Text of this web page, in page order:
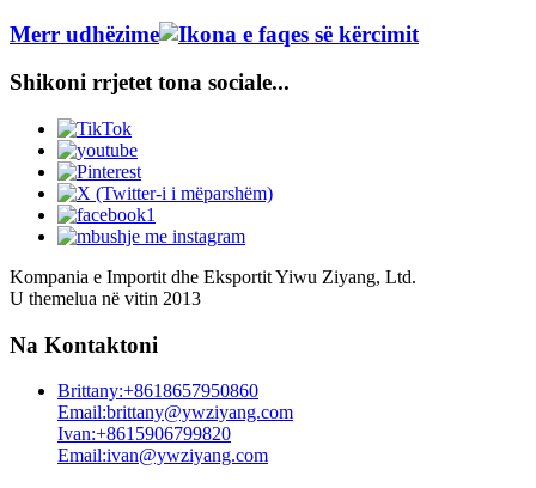
Merr udhëzime
Shikoni rrjetet tona sociale...
Kompania e Importit dhe Eksportit Yiwu Ziyang, Ltd.
U themelua në vitin 2013
Na Kontaktoni
Brittany:+8618657950860
Email:brittany@ywziyang.com
Ivan:+8615906799820
Email:ivan@ywziyang.com